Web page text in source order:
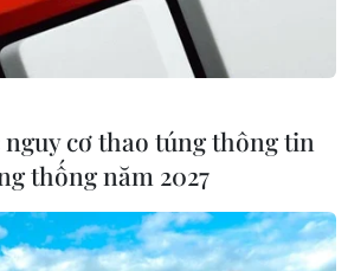
Không dạy
STEM, AI và
tác đối với Giám
Đào tạo tỉnh
nguy cơ thao túng thông tin
thống năm 2027